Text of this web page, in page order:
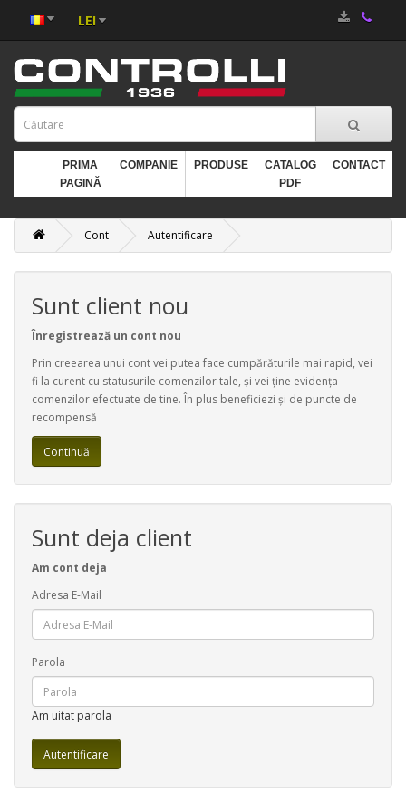
LEI
PRIMA
PAGINĂ
COMPANIE PRODUSE
CATALOG
PDF
CONTACT
Cont Autentificare
Sunt client nou
Înregistrează un cont nou
Prin creearea unui cont vei putea face cumpărăturile mai rapid, vei
fi la curent cu statusurile comenzilor tale, şi vei ţine evidenţa
comenzilor efectuate de tine. În plus beneficiezi şi de puncte de
recompensă
Continuă
Sunt deja client
Am cont deja
Adresa E-Mail
Parola
Am uitat parola